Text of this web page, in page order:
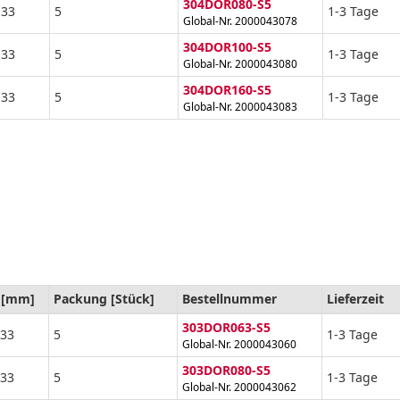
5 304DOR080-S5
Global-Nr. 2000043078
1-3 Tage
5 304DOR100-S5
Global-Nr. 2000043080
1-3 Tage
5 304DOR160-S5
Global-Nr. 2000043083
1-3 Tage
Packung [Stück] Bestellnummer Lieferzeit
5 303DOR063-S5
Global-Nr. 2000043060
1-3 Tage
5 303DOR080-S5
Global-Nr. 2000043062
1-3 Tage